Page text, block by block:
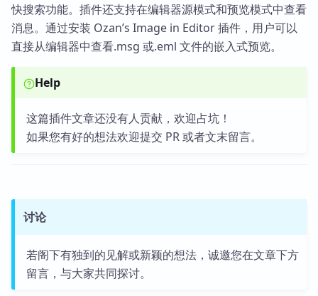
快搜索功能。插件还支持在编辑器源模式和预览模式中查看
消息。通过安装 Ozan’s Image in Editor 插件，用户可以
直接从编辑器中查看.msg 或.eml 文件的嵌入式预览。
Help
这篇插件文章还没有人贡献，欢迎占坑！
如果您有好的想法欢迎提交 PR 或者文末留言。
讨论
若阁下有独到的见解或新颖的想法，诚邀您在文章下方
留言，与大家共同探讨。